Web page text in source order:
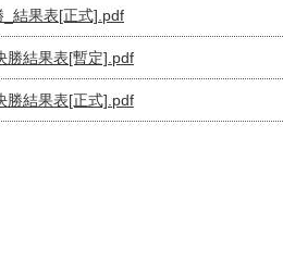
_結果表[正式].pdf
勝結果表[暫定].pdf
勝結果表[正式].pdf